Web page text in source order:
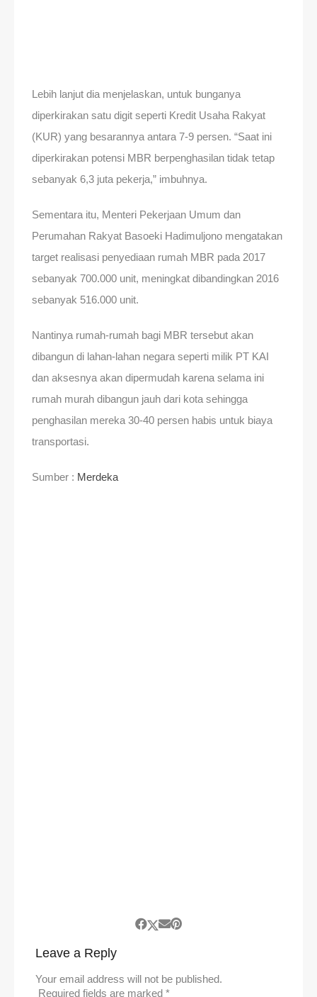
Lebih lanjut dia menjelaskan, untuk bunganya
diperkirakan satu digit seperti Kredit Usaha Rakyat
(KUR) yang besarannya antara 7-9 persen. “Saat ini
diperkirakan potensi MBR berpenghasilan tidak tetap
sebanyak 6,3 juta pekerja,” imbuhnya.
Sementara itu, Menteri Pekerjaan Umum dan
Perumahan Rakyat Basoeki Hadimuljono mengatakan
target realisasi penyediaan rumah MBR pada 2017
sebanyak 700.000 unit, meningkat dibandingkan 2016
sebanyak 516.000 unit.
Nantinya rumah-rumah bagi MBR tersebut akan
dibangun di lahan-lahan negara seperti milik PT KAI
dan aksesnya akan dipermudah karena selama ini
rumah murah dibangun jauh dari kota sehingga
penghasilan mereka 30-40 persen habis untuk biaya
transportasi.
Sumber : Merdeka
Leave a Reply
Your email address will not be published.
Required fields are marked *